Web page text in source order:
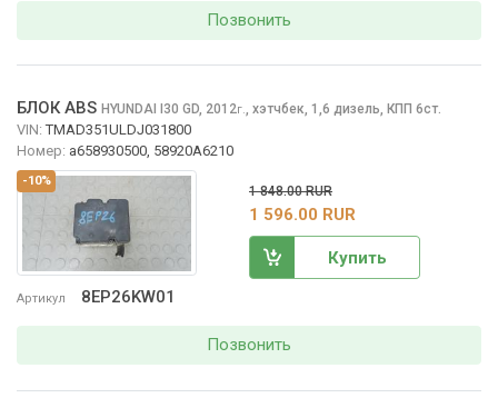
Позвонить
-10%
Артикул 8EP26KW01
БЛОК ABS HYUNDAI I30 GD, 2012г., хэтчбек, 1,6 дизель, КПП 6ст.
VIN: TMAD351ULDJ031800
Номер: a658930500, 58920A6210
1 848.00 RUR
1 596.00 RUR
Купить
Позвонить